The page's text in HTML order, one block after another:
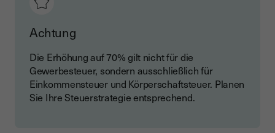
Achtung
Die Erhöhung auf 70% gilt nicht für die
Gewerbesteuer, sondern ausschließlich für
Einkommensteuer und Körperschaftsteuer. Planen
Sie Ihre Steuerstrategie entsprechend.